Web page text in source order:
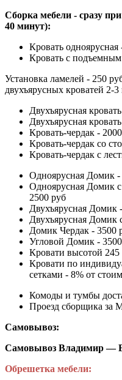
Сборка мебели - сразу
40 минут):
Кровать одноярусная
Кровать с
Установка ламелей - 250
двухъярусных кроватей 2-3
Двухъярусная
Двухъярусная
Кровать-чердак -
Кровать-чердак со
Кровать-чердак с
Одноярусная Домик -
Одноярусная Домик
2500 руб
Двухъярусная Домик
Двухъярусная Домик
Домик Чердак - 3500
Угловой Домик -
Кровати высотой
Кровати по
сетками - 8% от
Комоды и тумбы
Проезд сборщика
Самовывоз:
Самовывоз Владимир
Обрешетка мебели: